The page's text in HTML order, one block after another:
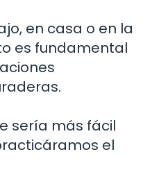
en casa o en la
es fundamental
sería más fácil
el